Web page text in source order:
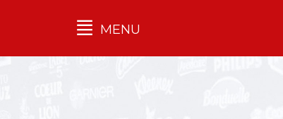
Qu'est-ce que l’Ilec
MENU